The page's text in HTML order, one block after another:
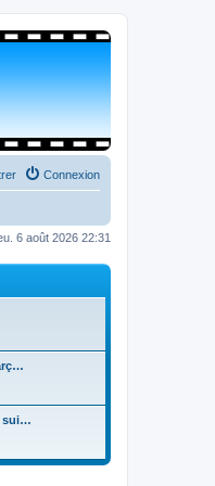
Connexion
6 août 2026 22:31
sui…